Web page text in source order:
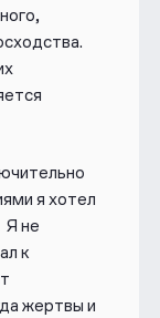
я хотел
Я не
к
жертвы и